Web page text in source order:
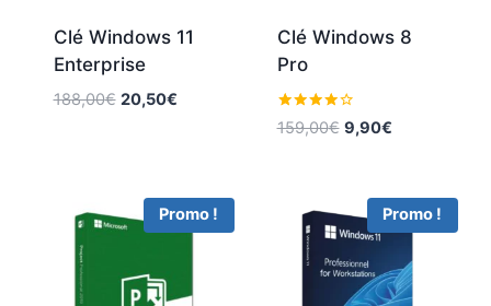
Clé Windows 11
Enterprise
188,00€ Le
188,00€.
20,50€Le
20,50€.
Clé Windows 8
Pro
Note
4
159,00€ Le
était :
159,00€.
9,90€Le
est :
Promo ! Promo !